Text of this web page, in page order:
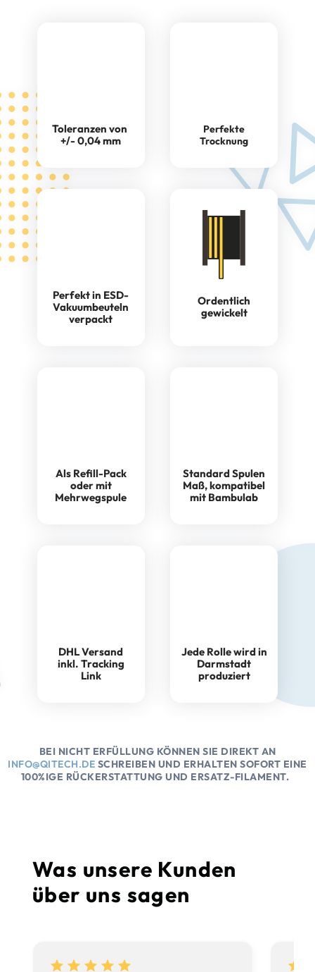
Toleranzen von
+/- 0,04 mm
Perfekte
Trocknung
Perfekt in ESD-
Vakuumbeuteln
verpackt
Ordentlich
gewickelt
Als Refill-Pack
oder mit
Mehrwegspule
Standard Spulen
Maß, kompatibel
mit Bambulab
DHL Versand
inkl. Tracking
Link
Jede Rolle wird in
Darmstadt
produziert
BEI NICHT ERFÜLLUNG KÖNNEN SIE DIREKT AN
INFO@QITECH.DE SCHREIBEN UND ERHALTEN SOFORT EINE
100%IGE RÜCKERSTATTUNG UND ERSATZ-FILAMENT.
Was unsere Kunden
über uns sagen